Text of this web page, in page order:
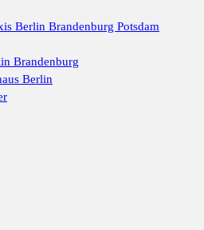
Berlin Brandenburg Potsdam
Brandenburg
Berlin